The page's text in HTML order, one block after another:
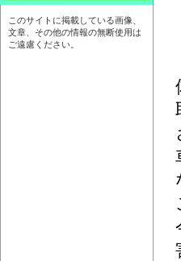
このサイトに掲載している画像、
文章、その他の情報の無断使用は
ご遠慮ください。